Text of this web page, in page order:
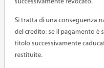
successivamente revocato.
Si tratta di una conseguenza
del credito: se il pagamento è
titolo successivamente
restituite.